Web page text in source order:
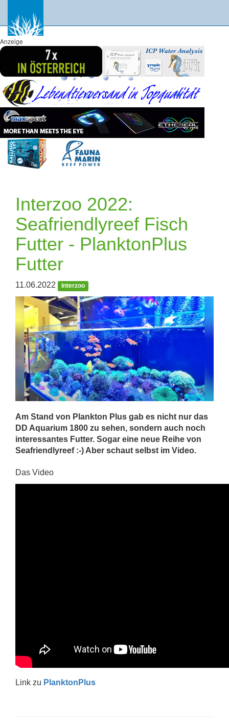
Anzeige
Interzoo 2022:
Seafriendlyreef Fisch
Futter - PlanktonPlus
Futter
11.06.2022 Interzoo
Am Stand von Plankton Plus gab es nicht nur das
DD Aquarium 1800 zu sehen, sondern auch noch
interessantes Futter. Sogar eine neue Reihe von
Seafriendlyreef :-) Aber schaut selbst im Video.
Das Video
Link zu PlanktonPlus